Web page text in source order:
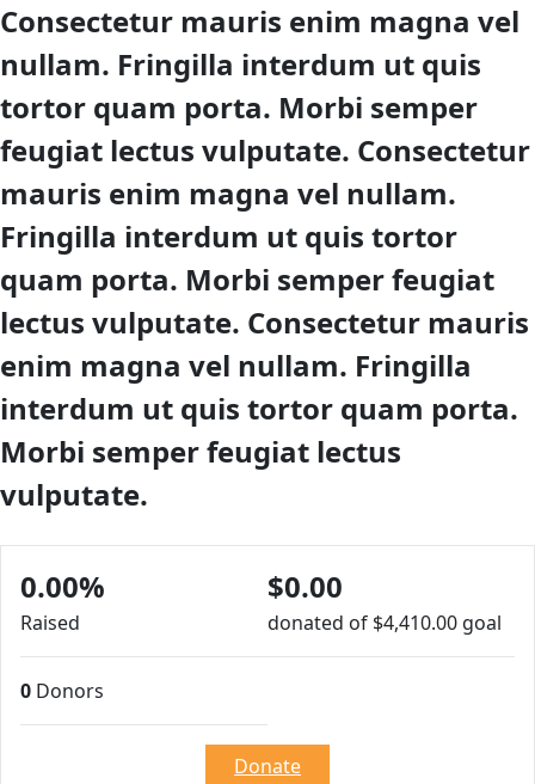
Consectetur mauris enim magna vel
nullam. Fringilla interdum ut quis
tortor quam porta. Morbi semper
feugiat lectus vulputate. Consectetur
mauris enim magna vel nullam.
Fringilla interdum ut quis tortor
quam porta. Morbi semper feugiat
lectus vulputate. Consectetur mauris
enim magna vel nullam. Fringilla
interdum ut quis tortor quam porta.
Morbi semper feugiat lectus
vulputate.
0.00%
Raised
$0.00
donated of $4,410.00 goal
0 Donors
Donate